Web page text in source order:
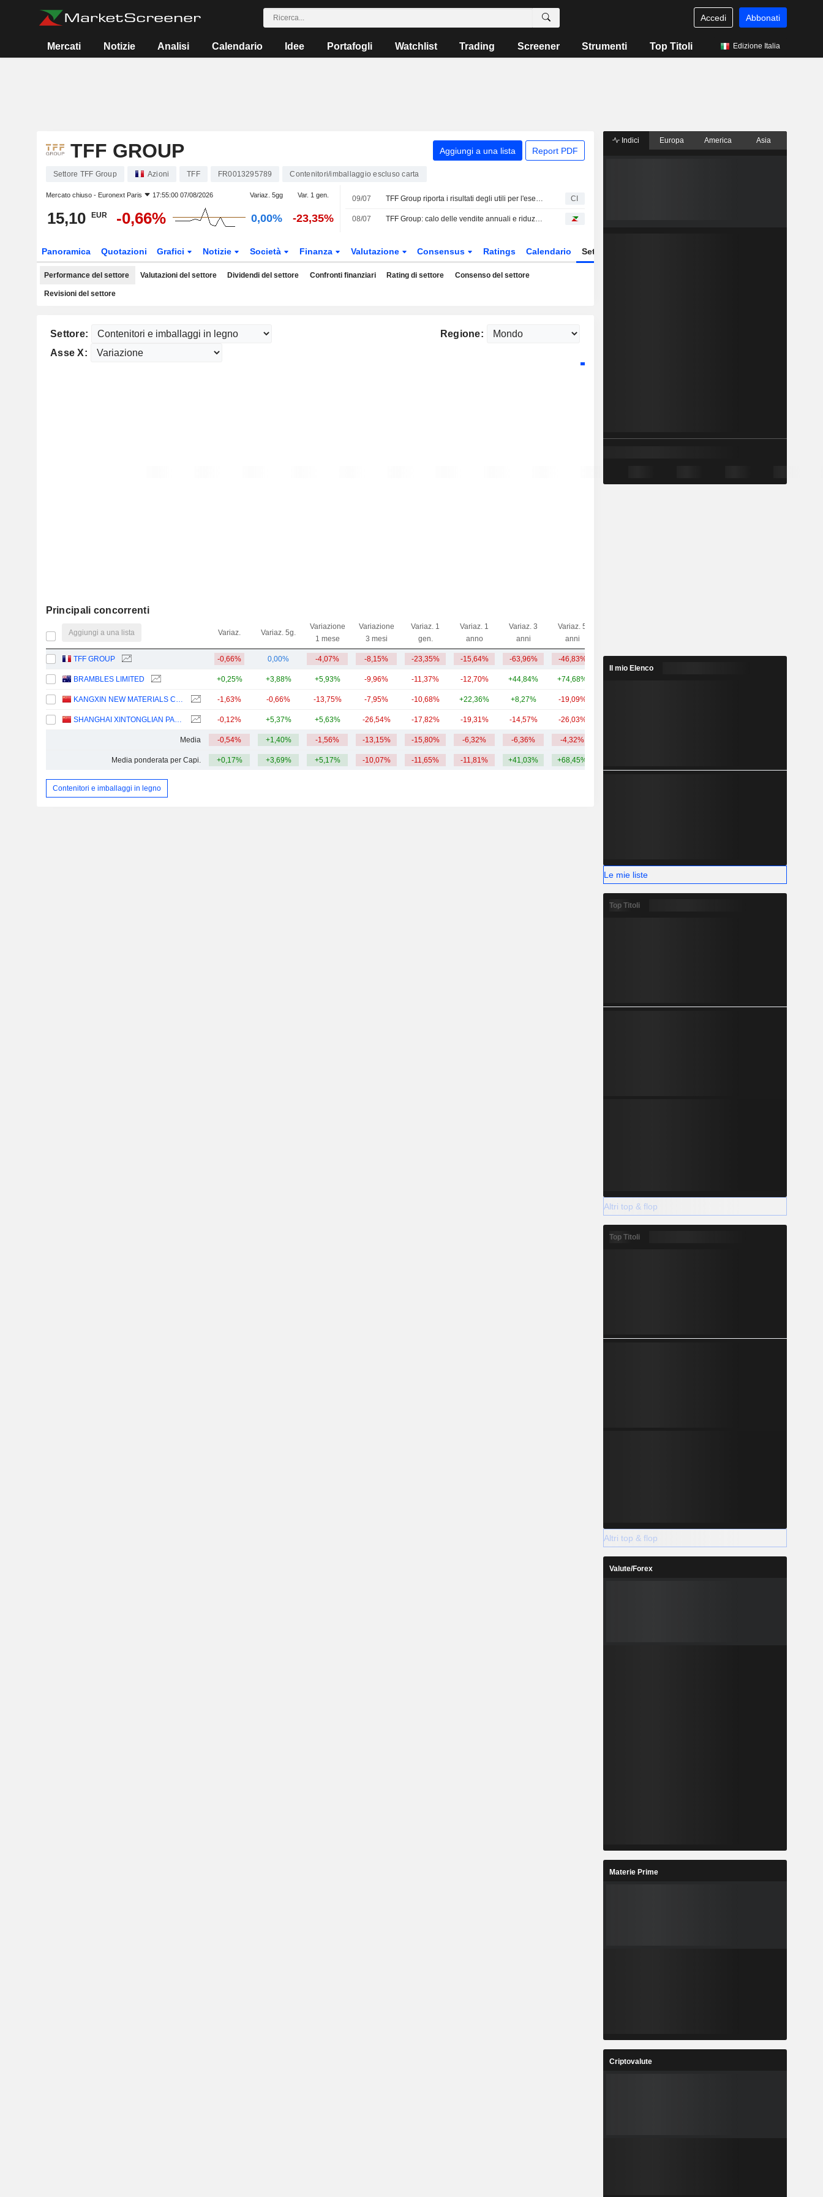
Accedi Abbonati
Mercati Notizie Analisi Calendario Idee Portafogli Watchlist Trading Screener Strumenti Top Titoli Edizione Italia
TFF GROUP Aggiungi a una lista Report PDF
Settore TFF Group Azioni TFF FR0013295789 Contenitori/imballaggio escluso carta
Mercato chiuso - Euronext Paris 17:55:00 07/08/2026 Variaz. 5gg Var. 1 gen.
15,10 EUR -0,66% 0,00% -23,35%
09/07 TFF Group riporta i risultati degli utili per l'esercizio chiuso al 30 aprile 2026 CI
08/07 TFF Group: calo delle vendite annuali e riduzione del dividendo
Panoramica Quotazioni Grafici Notizie Società Finanza Valutazione Consensus Ratings Calendario Settore
Performance del settore Valutazioni del settore Dividendi del settore Confronti finanziari Rating di settore Consenso del settore
Revisioni del settore
Settore:
Regione:
Asse X:
Principali concorrenti
Aggiungi a una lista Variaz. Variaz. 5g.
Variazione
1 mese
Variazione
3 mesi
Variaz. 1
gen.
Variaz. 1
anno
Variaz. 3
anni
Variaz. 5
anni
TFF GROUP -0,66% 0,00% -4,07% -8,15% -23,35% -15,64% -63,96% -46,83%
BRAMBLES LIMITED +0,25% +3,88% +5,93% -9,96% -11,37% -12,70% +44,84% +74,68%
KANGXIN NEW MATERIALS CO., LTD -1,63% -0,66% -13,75% -7,95% -10,68% +22,36% +8,27% -19,09%
SHANGHAI XINTONGLIAN PACKAGING CO., LTD. -0,12% +5,37% +5,63% -26,54% -17,82% -19,31% -14,57% -26,03%
Media -0,54% +1,40% -1,56% -13,15% -15,80% -6,32% -6,36% -4,32%
Media ponderata per Capi. +0,17% +3,69% +5,17% -10,07% -11,65% -11,81% +41,03% +68,45%
Contenitori e imballaggi in legno
Indici Europa America Asia
Il mio Elenco
Le mie liste
Top Titoli
Altri top & flop
Top Titoli
Altri top & flop
Valute/Forex
Materie Prime
Criptovalute